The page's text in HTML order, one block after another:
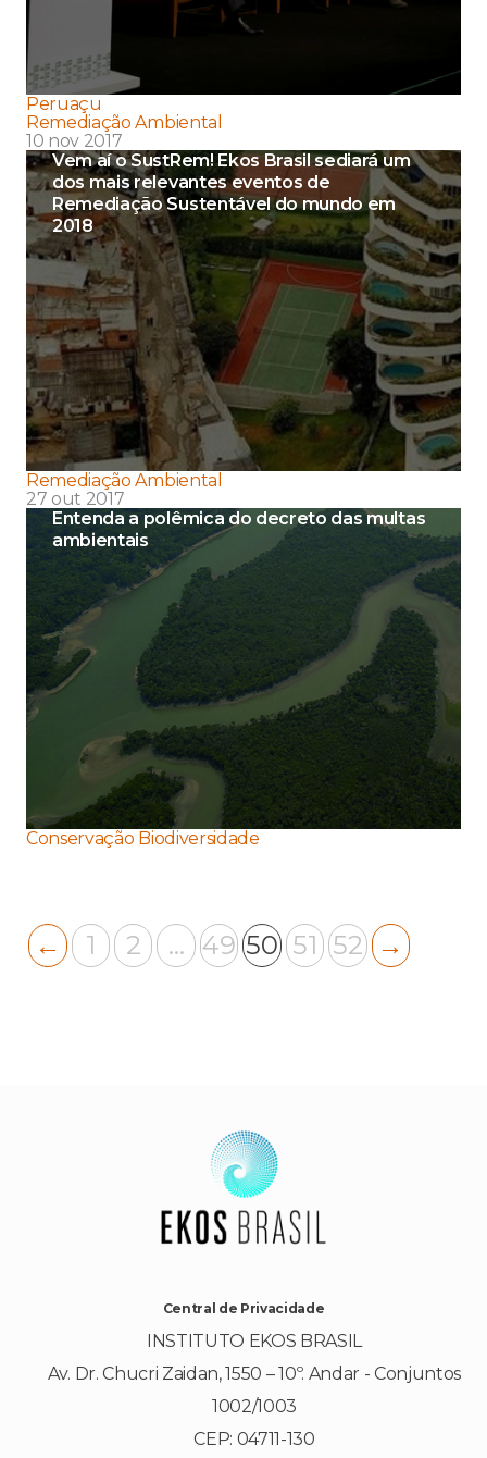
Peruaçu
Remediação Ambiental
10 nov 2017
Vem aí o SustRem! Ekos Brasil sediará um
dos mais relevantes eventos de
Remediação Sustentável do mundo em
2018
Remediação Ambiental
27 out 2017
Entenda a polêmica do decreto das multas
ambientais
Conservação Biodiversidade
← 1 2 … 49 50 51 52 →
Central de Privacidade
INSTITUTO EKOS BRASIL
Av. Dr. Chucri Zaidan, 1550 – 10º. Andar - Conjuntos
1002/1003
CEP: 04711-130